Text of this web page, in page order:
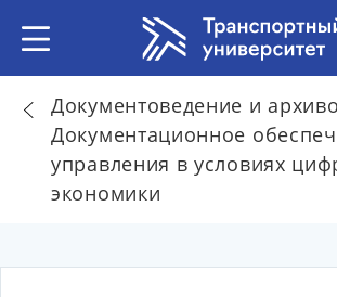
Документоведение и
Документационное
управления в условиях
экономики